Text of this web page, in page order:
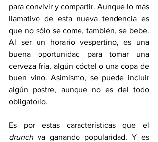
para convivir y compartir. Aunque lo más
llamativo de esta nueva tendencia es
que no sólo se come, también, se bebe.
Al ser un horario vespertino, es una
buena oportunidad para tomar una
cerveza fría, algún cóctel o una copa de
buen vino. Asimismo, se puede incluir
algún postre, aunque no es del todo
obligatorio.
Es por estas características que el
drunch va ganando popularidad. Y es